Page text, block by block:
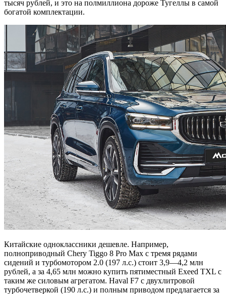
тысяч рублей, и это на полмиллиона дороже Тугеллы в самой
богатой комплектации.
Китайские одноклассники дешевле. Например,
полноприводный Chery Tiggo 8 Pro Max с тремя рядами
сидений и турбомотором 2.0 (197 л.с.) стоит 3,9—4,2 млн
рублей, а за 4,65 млн можно купить пятиместный Exeed TXL с
таким же силовым агрегатом. Haval F7 с двухлитровой
турбочетверкой (190 л.с.) и полным приводом предлагается за